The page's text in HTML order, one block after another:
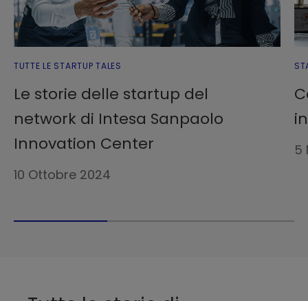
TUTTE LE STARTUP TALES
Le storie delle startup del
network di Intesa Sanpaolo
Innovation Center
10 Ottobre 2024
5